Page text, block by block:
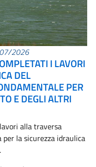
2026
I LAVORI
DEL
PER
E DEGLI ALTRI
alla traversa
per la sicurezza idraulica